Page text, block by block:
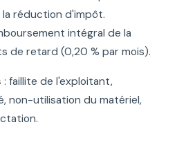
réduction d'impôt.
intégral de la
de retard (0,20 % par mois).
: faillite de l'exploitant,
non-utilisation du matériel,